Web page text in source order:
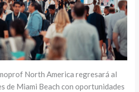
North America regresará al
de Miami Beach con oportunidades